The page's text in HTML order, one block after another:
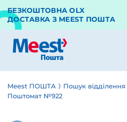
БЕЗКОШТОВНА OLX
ДОСТАВКА З MEEST ПОШТА
Meest ПОШТА
Пошук відділення
Поштомат №922